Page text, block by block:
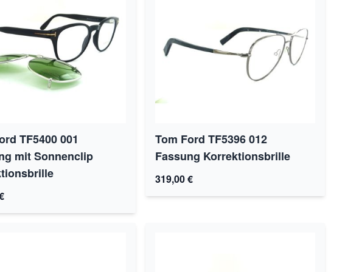
TF5400 001
mit Sonnenclip
Tom Ford TF5396 012
Fassung Korrektionsbrille
319,00 €